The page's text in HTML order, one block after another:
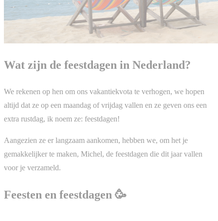
Wat zijn de feestdagen in Nederland?
We rekenen op hen om ons vakantiekvota te verhogen, we hopen
altijd dat ze op een maandag of vrijdag vallen en ze geven ons een
extra rustdag, ik noem ze: feestdagen!
Aangezien ze er langzaam aankomen, hebben we, om het je
gemakkelijker te maken, Michel, de feestdagen die dit jaar vallen
voor je verzameld.
Feesten en feestdagen 🥳